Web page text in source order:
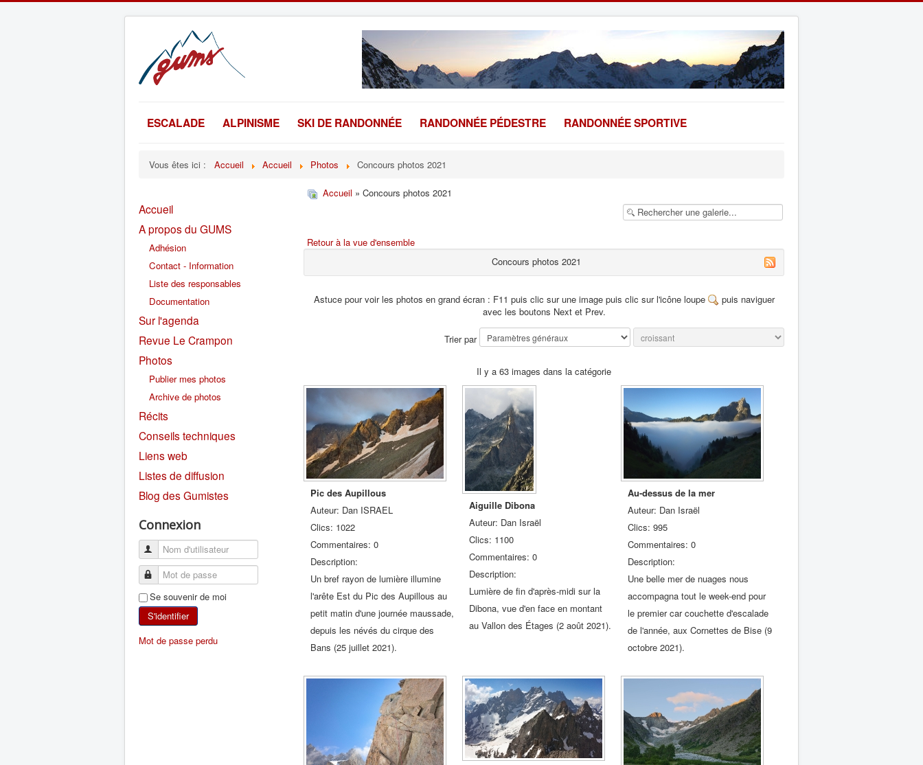
ESCALADE ALPINISME SKI DE RANDONNÉE RANDONNÉE PÉDESTRE RANDONNÉE SPORTIVE
Vous êtes ici : Accueil Accueil Photos Concours photos 2021
Accueil
A propos du GUMS
Adhésion
Contact - Information
Liste des responsables
Documentation
Sur l'agenda
Revue Le Crampon
Photos
Publier mes photos
Archive de photos
Récits
Conseils techniques
Liens web
Listes de diffusion
Blog des Gumistes
Connexion
Se souvenir de moi
S'identifier
Mot de passe perdu
Accueil » Concours photos 2021
Retour à la vue d'ensemble
Concours photos 2021
Astuce pour voir les photos en grand écran : F11 puis clic sur une image puis clic sur l'icône loupe
puis naviguer
avec les boutons Next et Prev.
Trier par
Il y a 63 images dans la catégorie
Pic des Aupillous
Auteur: Dan ISRAEL
Clics: 1022
Commentaires: 0
Description:
Un bref rayon de lumière illumine
l'arête Est du Pic des Aupillous au
petit matin d'une journée maussade,
depuis les névés du cirque des
Bans (25 juillet 2021).
Aiguille Dibona
Auteur: Dan Israël
Clics: 1100
Commentaires: 0
Description:
Lumière de fin d'après-midi sur la
Dibona, vue d'en face en montant
au Vallon des Étages (2 août 2021).
Au-dessus de la mer
Auteur: Dan Israël
Clics: 995
Commentaires: 0
Description:
Une belle mer de nuages nous
accompagna tout le week-end pour
le premier car couchette d'escalade
de l'année, aux Cornettes de Bise (9
octobre 2021).